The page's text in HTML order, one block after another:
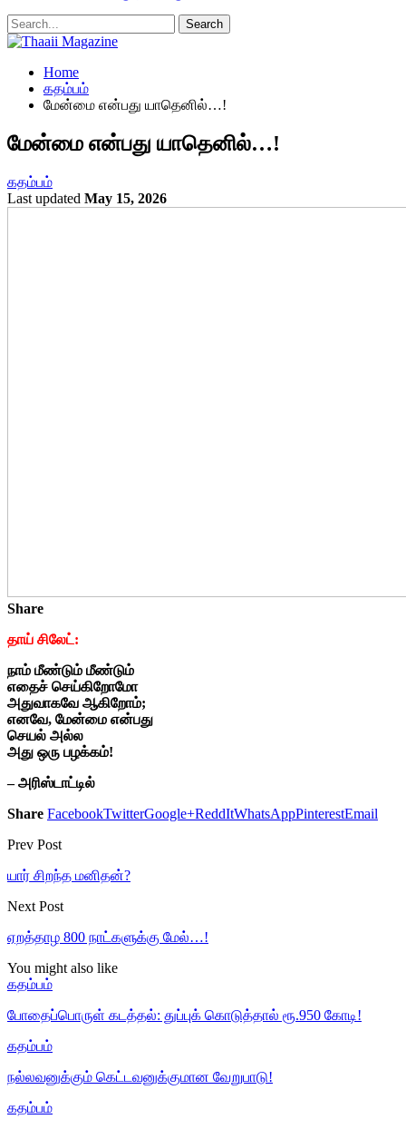
Home
கதம்பம்
மேன்மை என்பது யாதெனில்…!
மேன்மை என்பது யாதெனில்…!
கதம்பம்
Last updated May 15, 2026
Share
தாய் சிலேட்:
நாம் மீண்டும் மீண்டும்
எதைச் செய்கிறோமோ
அதுவாகவே ஆகிறோம்;
எனவே, மேன்மை என்பது
செயல் அல்ல
அது ஒரு பழக்கம்!
– அரிஸ்டாட்டில்
Share FacebookTwitterGoogle+ReddItWhatsAppPinterestEmail
Prev Post
யார் சிறந்த மனிதன்?
Next Post
ஏறத்தாழ 800 நாட்களுக்கு மேல்…!
You might also like
கதம்பம்
போதைப்பொருள் கடத்தல்: துப்புக் கொடுத்தால் ரூ.950 கோடி!
கதம்பம்
நல்லவனுக்கும் கெட்டவனுக்குமான வேறுபாடு!
கதம்பம்